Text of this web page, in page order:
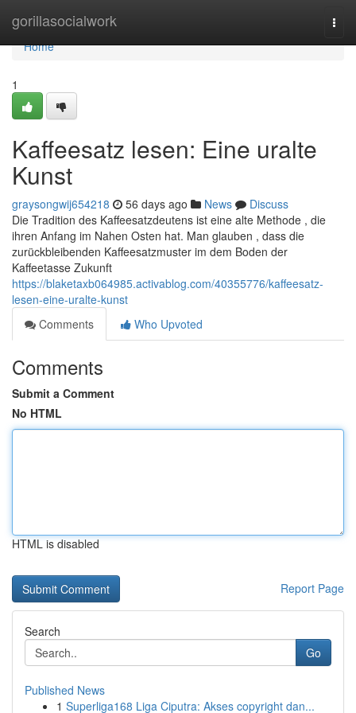
gorillasocialwork
Home
Home
1
Kaffeesatz lesen: Eine uralte
Kunst
graysongwij654218 56 days ago News
Discuss
Die Tradition des Kaffeesatzdeutens ist eine alte Methode , die
ihren Anfang im Nahen Osten hat. Man glauben , dass die
zurückbleibenden Kaffeesatzmuster im dem Boden der
Kaffeetasse Zukunft
https://blaketaxb064985.activablog.com/40355776/kaffeesatz-
lesen-eine-uralte-kunst
Comments
Who Upvoted
Comments
Submit a Comment
No HTML
HTML is disabled
Report Page
Search
Go
Published News
1 Superliga168 Liga Ciputra: Akses copyright dan...